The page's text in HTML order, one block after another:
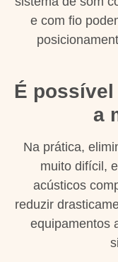
e com fio
É
a
Na prática,
muito difícil,
acústicos
reduzir
equipamentos